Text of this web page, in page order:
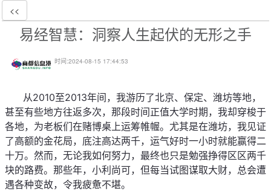
<<
易经智慧：洞察人生起伏的无形之手
时间:2024-08-15 17:44:53
甚至有些地方往返多次，那段时间正值大学时期，我却穿梭于
各地，为老板们在赌博桌上运筹帷幄。尤其是在潍坊，我见证
了高额的金花局，底注高达两千，运气好时一小时就能赢得二
十万。然而，无论我如何努力，最终也只是勉强挣得区区两千
块的路费。那些年，小利尚可，但每当试图谋取大财，总会遭
遇各种变故，令我疲惫不堪。